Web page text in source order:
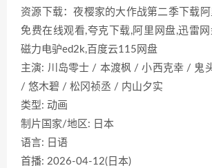
资源下载：夜樱家的大作战第二季下载
免费在线观看,夸克下载,阿里网盘,迅雷
磁力电驴ed2k,百度云115网盘
主演: 川岛零士 / 本渡枫 / 小西克幸 / 鬼
/ 悠木碧 / 松冈祯丞 / 内山夕实
类型: 动画
制片国家/地区: 日本
语言: 日语
首播: 2026-04-12(日本)